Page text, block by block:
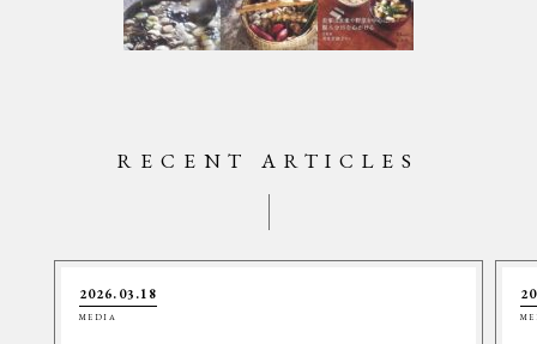
RECENT ARTICLES
2026.03.18
MEDIA